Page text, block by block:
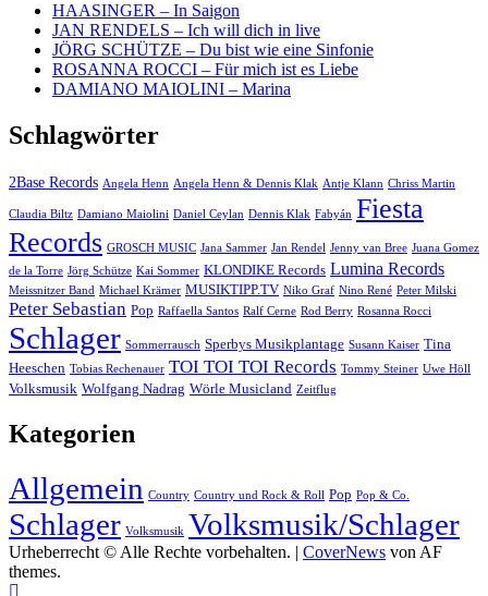
HAASINGER – In Saigon
JAN RENDELS – Ich will dich in live
JÖRG SCHÜTZE – Du bist wie eine Sinfonie
ROSANNA ROCCI – Für mich ist es Liebe
DAMIANO MAIOLINI – Marina
Schlagwörter
2Base Records Angela Henn Angela Henn & Dennis Klak Antje Klann Chriss Martin
Claudia Biltz Damiano Maiolini Daniel Ceylan Dennis Klak Fabyán Fiesta
Records GROSCH MUSIC Jana Sammer Jan Rendel Jenny van Bree Juana Gomez
de la Torre Jörg Schütze Kai Sommer KLONDIKE Records Lumina Records
Meissnitzer Band Michael Krämer MUSIKTIPP.TV Niko Graf Nino René Peter Milski
Peter Sebastian Pop Raffaella Santos Ralf Cerne Rod Berry Rosanna Rocci
Schlager Sommerrausch Sperbys Musikplantage Susann Kaiser Tina
Heeschen Tobias Rechenauer TOI TOI TOI Records Tommy Steiner Uwe Höll
Volksmusik Wolfgang Nadrag Wörle Musicland Zeitflug
Kategorien
Allgemein Country Country und Rock & Roll Pop Pop & Co.
Schlager Volksmusik Volksmusik/Schlager
Urheberrecht © Alle Rechte vorbehalten. | CoverNews von AF
themes.